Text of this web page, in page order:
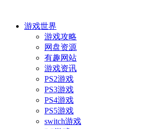
游戏世界
游戏攻略
网盘资源
有趣网站
游戏资讯
PS2游戏
PS3游戏
PS4游戏
PS5游戏
switch游戏